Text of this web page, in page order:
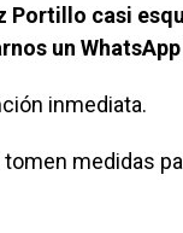
Portillo casi
un
inmediata.
medidas